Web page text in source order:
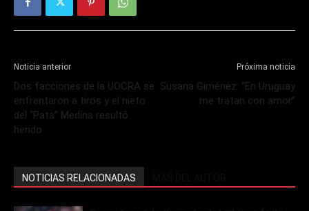
Noticia anterior
Dos facciones de la UOCRA se
enfrentaron a tiros y el nieto
del “Pata” Medina resultó
herido
Próxima noticia
Susana Giménez: “En Uruguay
me tratan con amor”
NOTICIAS RELACIONADAS